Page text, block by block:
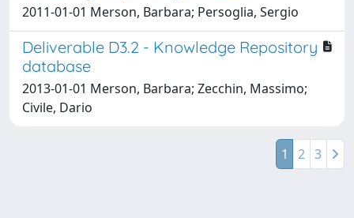
2011-01-01 Merson, Barbara; Persoglia, Sergio
Deliverable D3.2 - Knowledge Repository
database
2013-01-01 Merson, Barbara; Zecchin, Massimo;
Civile, Dario
1 2 3